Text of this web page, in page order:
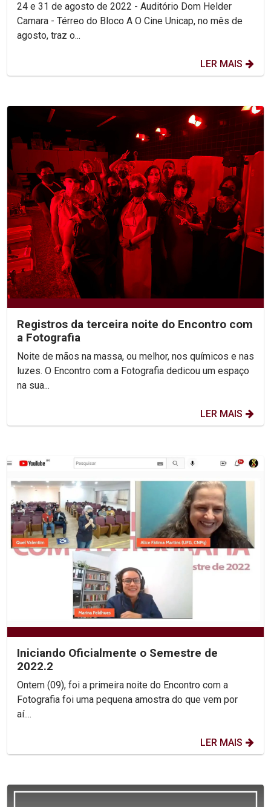
24 e 31 de agosto de 2022 - Auditório Dom Helder
Camara - Térreo do Bloco A O Cine Unicap, no mês de
agosto, traz o...
LER MAIS
Registros da terceira noite do Encontro com
a Fotografia
Noite de mãos na massa, ou melhor, nos químicos e nas
luzes. O Encontro com a Fotografia dedicou um espaço
na sua...
LER MAIS
Iniciando Oficialmente o Semestre de
2022.2
Ontem (09), foi a primeira noite do Encontro com a
Fotografia foi uma pequena amostra do que vem por
aí....
LER MAIS